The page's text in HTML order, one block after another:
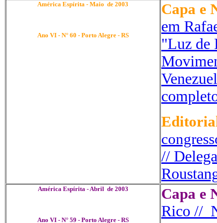
América Espírita - Maio de 2003
Ano VI - N° 60 - Porto Alegre - RS
Capa e
em
"Luz de
//
América Espírita - Abril de 2003
Ano VI - N° 59 - Porto Alegre - RS
Capa e
Rico //